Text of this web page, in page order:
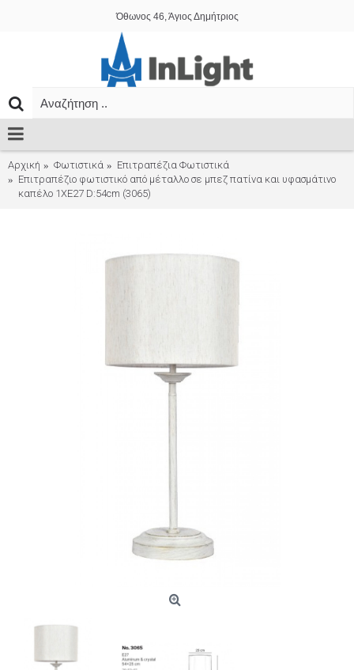
Όθωνος 46, Άγιος Δημήτριος
Αρχική Φωτιστικά
Επιτραπέζια Φωτιστικά
Επιτραπέζιο φωτιστικό από μέταλλο σε μπεζ πατίνα και υφασμάτινο
καπέλο 1XE27 D:54cm (3065)